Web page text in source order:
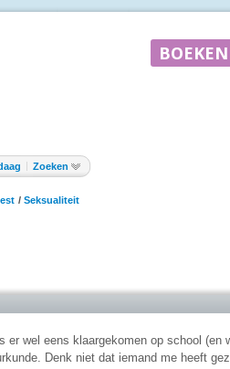
Zoeken
/ Seksualiteit
er wel eens klaargekomen op school
Denk niet dat iemand me heeft